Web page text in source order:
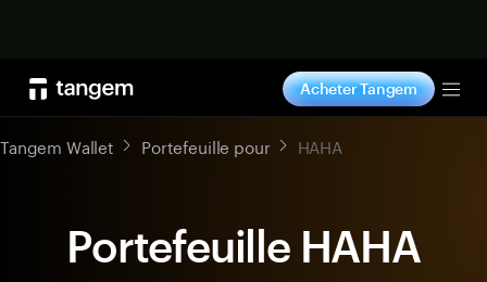
Acheter Tangem
Tangem Wallet Portefeuille pour HAHA
Portefeuille HAHA